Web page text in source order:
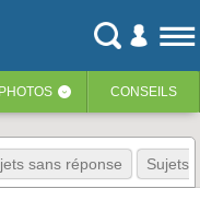
PHOTOS ‹ CONSEILS
sans réponse Sujets